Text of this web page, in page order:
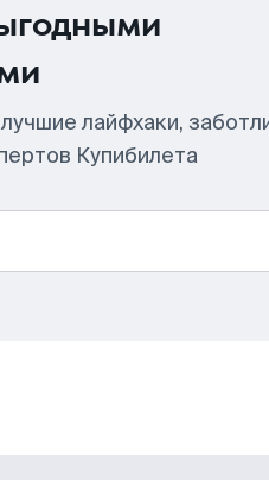
лайфхаки,
Купибилета